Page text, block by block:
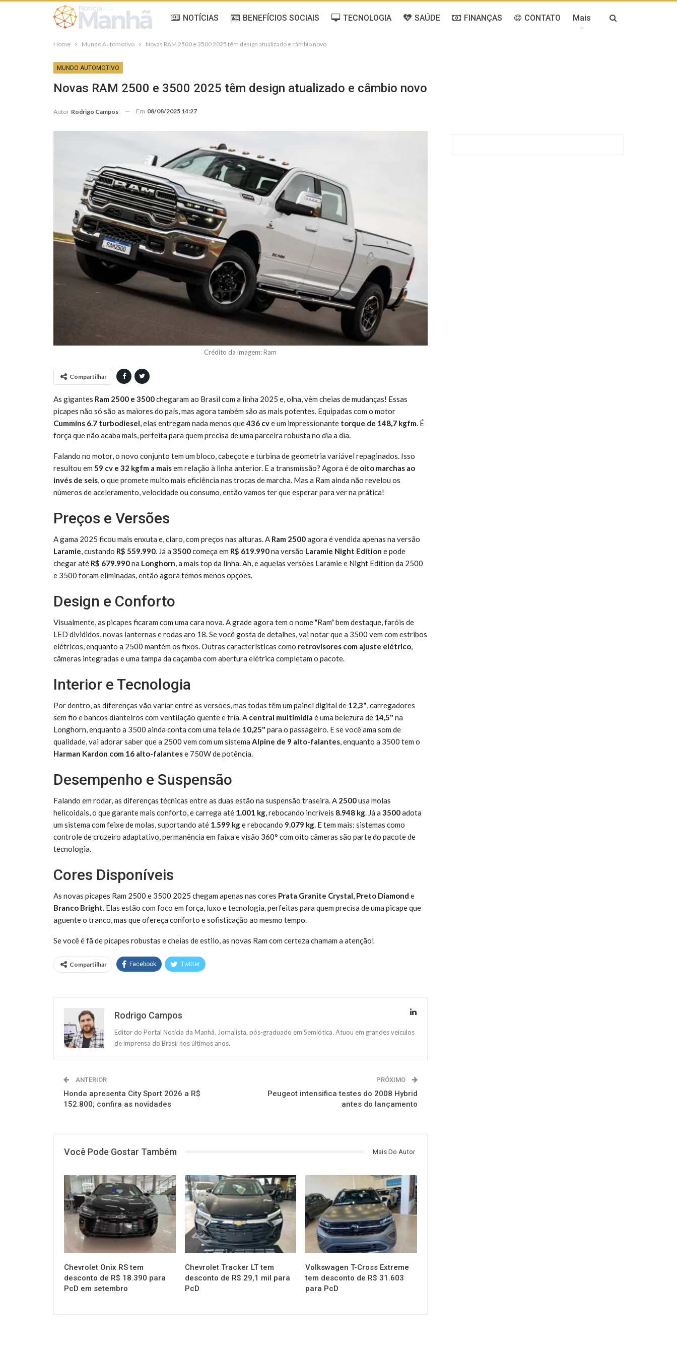
NOTÍCIAS BENEFÍCIOS SOCIAIS TECNOLOGIA SAÚDE FINANÇAS CONTATO Mais
Home Mundo Automotivo Novas RAM 2500 e 3500 2025 têm design atualizado e câmbio novo
MUNDO AUTOMOTIVO
Novas RAM 2500 e 3500 2025 têm design atualizado e câmbio novo
Autor Rodrigo Campos Em 08/08/2025 14:27
Crédito da imagem: Ram
Compartilhar
As gigantes Ram 2500 e 3500chegaram ao Brasil com a linha 2025 e, olha, vêm cheias de mudanças! Essas
picapes não só são as maiores do país, mas agora também são as mais potentes. Equipadas com o motor
Cummins 6.7 turbodiesel, elas entregam nada menos que436 cve um impressionante torque de 148,7 kgfm. É
força que não acaba mais, perfeita para quem precisa de uma parceira robusta no dia a dia.
Falando no motor, o novo conjunto tem um bloco, cabeçote e turbina de geometria variável repaginados. Isso
resultou em 59 cv e 32 kgfm a maisem relação à linha anterior. E a transmissão? Agora é de oito marchas ao
invés de seis, o que promete muito mais eficiência nas trocas de marcha. Mas a Ram ainda não revelou os
números de aceleramento, velocidade ou consumo, então vamos ter que esperar para ver na prática!
Preços e Versões
A gama 2025 ficou mais enxuta e, claro, com preços nas alturas. A Ram 2500agora é vendida apenas na versão
Laramie, custando R$ 559.990. Já a 3500começa em R$ 619.990na versão Laramie Night Edition e pode
chegar até R$ 679.990na Longhorn, a mais top da linha. Ah, e aquelas versões Laramie e Night Edition da 2500
e 3500 foram eliminadas, então agora temos menos opções.
Design e Conforto
Visualmente, as picapes ficaram com uma cara nova. A grade agora tem o nome "Ram" bem destaque, faróis de
LED divididos, novas lanternas e rodas aro 18. Se você gosta de detalhes, vai notar que a 3500 vem com estribos
elétricos, enquanto a 2500 mantém os fixos. Outras características como retrovisores com ajuste elétrico,
câmeras integradas e uma tampa da caçamba com abertura elétrica completam o pacote.
Interior e Tecnologia
Por dentro, as diferenças vão variar entre as versões, mas todas têm um painel digital de 12,3", carregadores
sem fio e bancos dianteiros com ventilação quente e fria. A central multimídia é uma belezura de 14,5" na
Longhorn, enquanto a 3500 ainda conta com uma tela de 10,25" para o passageiro. E se você ama som de
qualidade, vai adorar saber que a 2500 vem com um sistema Alpine de 9 alto-falantes, enquanto a 3500 tem o
Harman Kardon com 16 alto-falantese 750W de potência.
Desempenho e Suspensão
Falando em rodar, as diferenças técnicas entre as duas estão na suspensão traseira. A 2500usa molas
helicoidais, o que garante mais conforto, e carrega até 1.001 kg, rebocando incríveis 8.948 kg. Já a 3500adota
um sistema com feixe de molas, suportando até 1.599 kge rebocando 9.079 kg. E tem mais: sistemas como
controle de cruzeiro adaptativo, permanência em faixa e visão 360° com oito câmeras são parte do pacote de
tecnologia.
Cores Disponíveis
As novas picapes Ram 2500 e 3500 2025 chegam apenas nas cores Prata Granite Crystal, Preto Diamond e
Branco Bright. Elas estão com foco em força, luxo e tecnologia, perfeitas para quem precisa de uma picape que
aguente o tranco, mas que ofereça conforto e sofisticação ao mesmo tempo.
Se você é fã de picapes robustas e cheias de estilo, as novas Ram com certeza chamam a atenção!
Compartilhar Facebook Twitter
Rodrigo Campos
Editor do Portal Notícia da Manhã. Jornalista, pós-graduado em Semiótica. Atuou em grandes veículos
de imprensa do Brasil nos últimos anos.
ANTERIOR
Honda apresenta City Sport 2026 a R$
152.800; confira as novidades
PRÓXIMO
Peugeot intensifica testes do 2008 Hybrid
antes do lançamento
Você Pode Gostar Também Mais Do Autor
MUNDO AUTOMOTIVO
Chevrolet Onix RS tem
desconto de R$ 18.390 para
PcD em setembro
MUNDO AUTOMOTIVO
Chevrolet Tracker LT tem
desconto de R$ 29,1 mil para
PcD
Volkswagen T-Cross Extreme
tem desconto de R$ 31.603
para PcD